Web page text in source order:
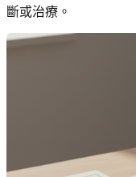
斷或治療。